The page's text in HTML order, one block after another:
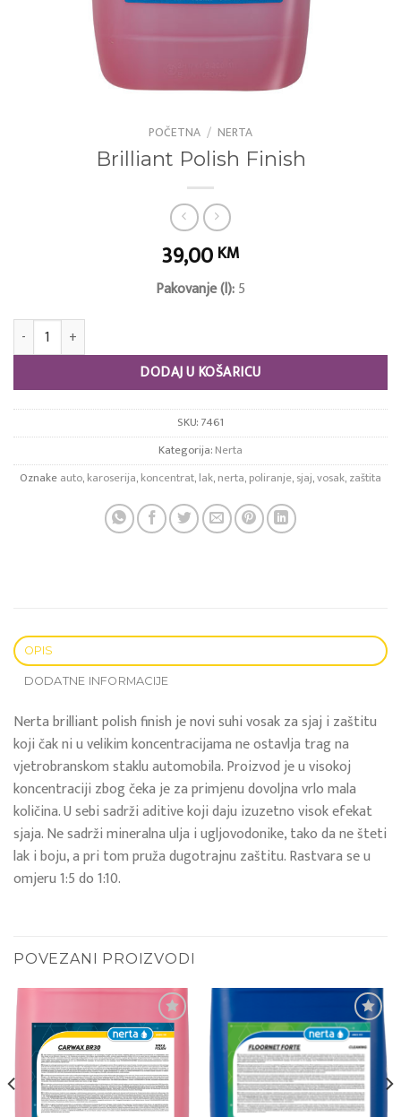
POČETNA / NERTA
Brilliant Polish Finish
39,00 KM
Pakovanje (l):5
Brilliant Polish Finish količina
DODAJ U KOŠARICU
SKU:7461
Kategorija:Nerta
Oznakeauto,karoserija,koncentrat,lak,nerta,poliranje,sjaj,vosak,zaštita
OPIS
DODATNE INFORMACIJE
Nerta brilliant polish finish je novi suhi vosak za sjaj i zaštitu
koji čak ni u velikim koncentracijama ne ostavlja trag na
vjetrobranskom staklu automobila. Proizvod je u visokoj
koncentraciji zbog čeka je za primjenu dovoljna vrlo mala
količina. U sebi sadrži aditive koji daju izuzetno visok efekat
sjaja. Ne sadrži mineralna ulja i ugljovodonike, tako da ne šteti
lak i boju, a pri tom pruža dugotrajnu zaštitu. Rastvara se u
omjeru 1:5 do 1:10.
POVEZANI PROIZVODI
Add to
wishlist
Add to
wishlist